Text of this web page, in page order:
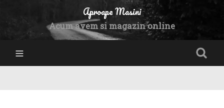
Aproape Masini
Acum avem si magazin online